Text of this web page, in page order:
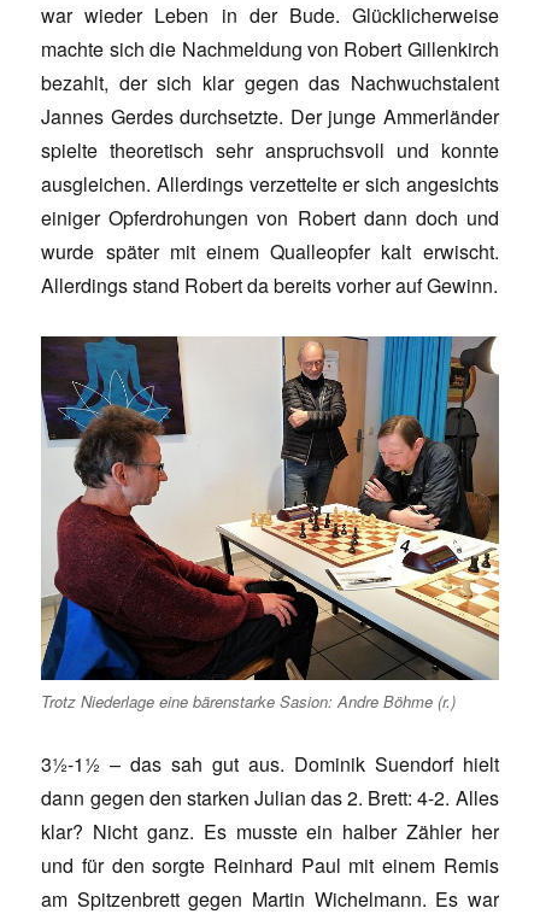
war wieder Leben in der Bude. Glücklicherweise
machte sich die Nachmeldung von Robert Gillenkirch
bezahlt, der sich klar gegen das Nachwuchstalent
Jannes Gerdes durchsetzte. Der junge Ammerländer
spielte theoretisch sehr anspruchsvoll und konnte
ausgleichen. Allerdings verzettelte er sich angesichts
einiger Opferdrohungen von Robert dann doch und
wurde später mit einem Qualleopfer kalt erwischt.
Allerdings stand Robert da bereits vorher auf Gewinn.
Trotz Niederlage eine bärenstarke Sasion: Andre Böhme (r.)
3½-1½ – das sah gut aus. Dominik Suendorf hielt
dann gegen den starken Julian das 2. Brett: 4-2. Alles
klar? Nicht ganz. Es musste ein halber Zähler her
und für den sorgte Reinhard Paul mit einem Remis
am Spitzenbrett gegen Martin Wichelmann. Es war